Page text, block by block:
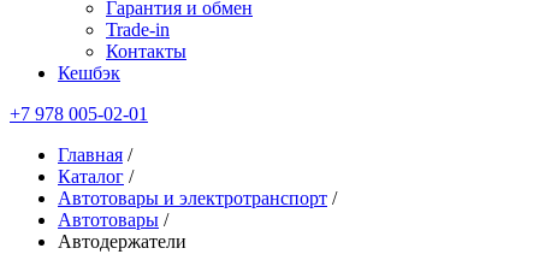
Гарантия и обмен
Trade-in
Контакты
Кешбэк
+7 978 005-02-01
Главная /
Каталог /
Автотовары и электротранспорт /
Автотовары /
Автодержатели